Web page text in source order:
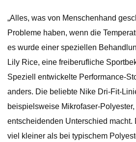
„Alles, was von Menschenhand
Probleme haben, wenn die
es wurde einer speziellen
Lily Rice, eine freiberufliche
Speziell entwickelte Performance-
anders. Die beliebte Nike Dri-Fit-
beispielsweise Mikrofaser-
entscheidenden Unterschied macht.
viel kleiner als bei typischem